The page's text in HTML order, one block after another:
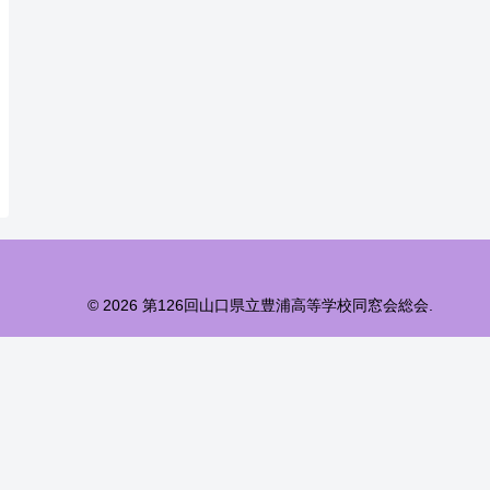
© 2026 第126回山口県立豊浦高等学校同窓会総会.